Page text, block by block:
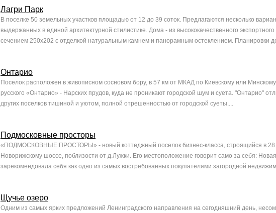
Лагри Парк
В поселке 50 земельных участков площадью от 12 до 39 соток. Предлагаются несколько
выдержанных в единой архитектурной стилистике. Дома - из высококачественного экспортного
сечением 250х202 с отделкой натуральным камнем и панорамным остеклением. Планировки
Онтарио
Поселок расположен в живописном сосновом бору, в 57 км от МКАД по Киевскому или
русского «Онтарио» - Нарских прудов, куда не проникают городской шум и суета. "Онтарио"
других поселков тишиной и уютом, полной отрешенностью от городской суеты....
Подмосковные просторы
«ПОДМОСКОВНЫЕ ПРОСТОРЫ» - новый коттеджный поселок бизнес-класса, строящийся в 28
Новорижскому шоссе, поблизости от д.Лужки. Его местоположение говорит само за себя:
зарекомендовала себя как одно из самых востребованных покупателями загородной
Щучье озеро
Одним из самых ярких предложений Ленинградского направления на сегодняшний день,